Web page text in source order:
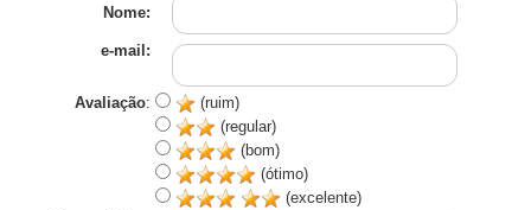
Nome:
e-mail:
Avaliação:
(ruim)
(regular)
(bom)
(ótimo)
(excelente)